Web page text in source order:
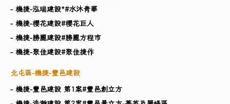
- 機捷-泓瑞建設​*#水沐青華
- 機捷-櫻花建設#櫻花巨人
- 機捷-勝麗建設#勝麗方程市
- 機捷-聚佳建設#聚佳捷作
北屯區-機捷-豐邑建設
- 機捷-豐邑建設 第1案#豐邑創立方